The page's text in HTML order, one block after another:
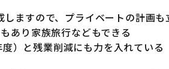
ますので、プライベートの計画も
あり家族旅行などもできる
）と残業削減にも力を入れている